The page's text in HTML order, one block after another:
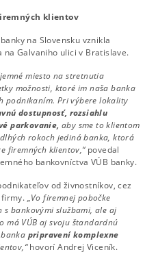
klientov
na Slovensku vznikla
Galvaniho ulici v Bratislave.
miesto na stretnutia
možnosti, ktoré im naša banka
podnikaním. Pri výbere lokality
dostupnosť, rozsiahlu
parkovanie, aby sme to klientom
rokoch jediná banka, ktorá
firemných klientov,“povedal
bankovníctva VÚB banky.
od živnostníkov, cez
firmy. „Vo firemnej pobočke
s bankovými službami, ale aj
má VÚB aj svoju štandardnú
pripravení komplexne
hovorí Andrej Viceník.